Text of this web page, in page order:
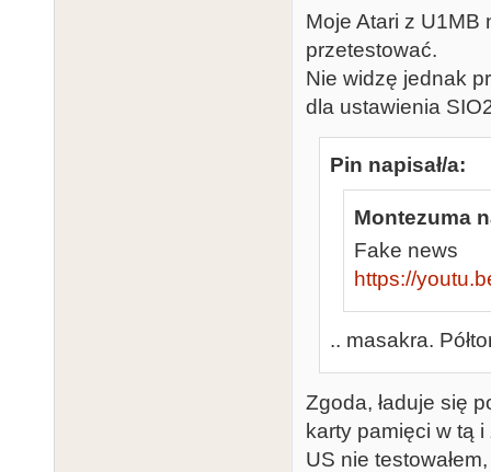
Moje Atari z U1MB
przetestować.
Nie widzę jednak
dla ustawienia
Pin napisał/a:
Montezuma
Fake news
https://
.. masakra.
Zgoda, ładuje się
karty pamięci w tą
US nie